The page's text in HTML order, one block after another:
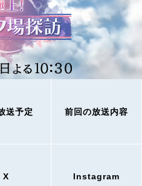
送予定 前回の放送内容
X Instagram